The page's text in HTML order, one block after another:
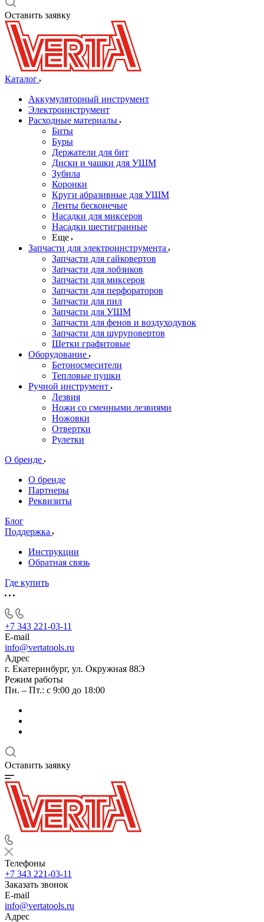
Оставить заявку
Каталог
Аккумуляторный инструмент
Электроинструмент
Расходные материалы
Биты
Буры
Держатели для бит
Диски и чашки для УШМ
Зубила
Коронки
Круги абразивные для УШМ
Ленты бесконечые
Насадки для миксеров
Насадки шестигранные
Еще
Запчасти для электроинструмента
Запчасти для гайковертов
Запчасти для лобзиков
Запчасти для миксеров
Запчасти для перфораторов
Запчасти для пил
Запчасти для УШМ
Запчасти для фенов и воздуходувок
Запчасти для шуруповертов
Щетки графитовые
Оборудование
Бетоносмесители
Тепловые пушки
Ручной инструмент
Лезвия
Ножи со сменными лезвиями
Ножовки
Отвертки
Рулетки
О бренде
О бренде
Партнеры
Реквизиты
Блог
Поддержка
Инструкции
Обратная связь
Где купить
+7 343 221-03-11
E-mail
info@vertatools.ru
Адрес
г. Екатеринбург, ул. Окружная 88Э
Режим работы
Пн. – Пт.: с 9:00 до 18:00
Оставить заявку
Телефоны
+7 343 221-03-11
Заказать звонок
E-mail
info@vertatools.ru
Адрес